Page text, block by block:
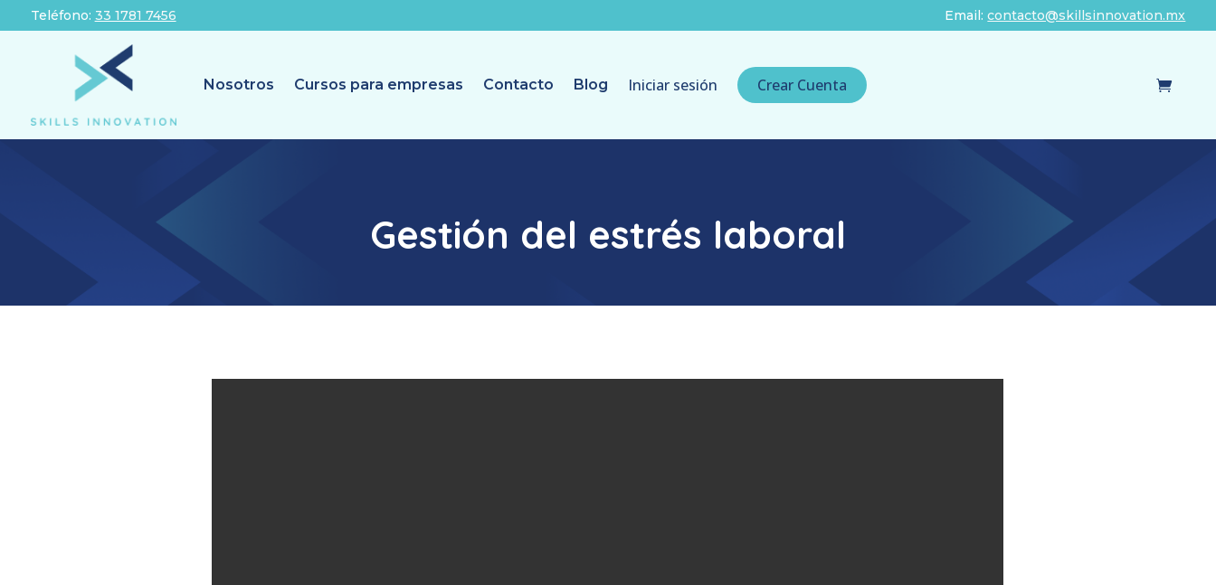
Teléfono: 33 1781 7456 Email:contacto@skillsinnovation.mx
Nosotros Cursos para empresas Contacto Blog Iniciar sesión Crear Cuenta
Gestión del estrés laboral